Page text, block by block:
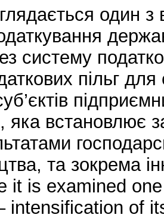
один
систему
пільг
яка встановлює
та зокрема
it is examined
intensification of